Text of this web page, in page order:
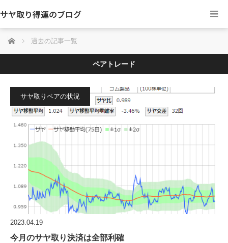
サヤ取り得運のブログ
ホーム 過去の記事一覧
ペアトレード
サヤ取りペアの状況
2023.04.19
今月のサヤ取り決済は全部利確